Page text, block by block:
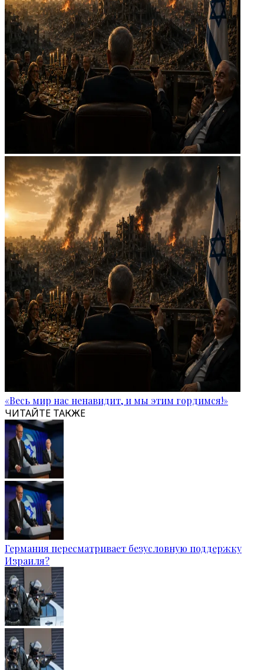
«Весь мир нас ненавидит, и мы этим гордимся!»
ЧИТАЙТЕ ТАКЖЕ
Германия пересматривает безусловную поддержку
Израиля?